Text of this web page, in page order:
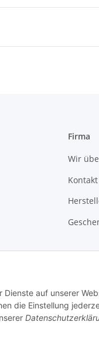
auf unserer
die Einstellung
Firma
Wir
Kontakt